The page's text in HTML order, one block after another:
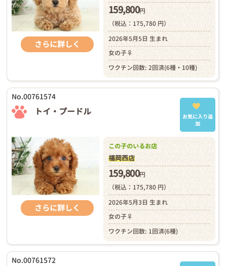
さらに詳しく
159,800円
（税込：175,780 円）
2026年5月5日 生まれ
女の子♀
ワクチン回数: 2回済(6種・10種)
No.00761574
トイ・プードル
お気に入り追
加
さらに詳しく
この子のいるお店
福岡西店
159,800円
（税込：175,780 円）
2026年5月3日 生まれ
女の子♀
ワクチン回数: 1回済(6種)
No.00761572